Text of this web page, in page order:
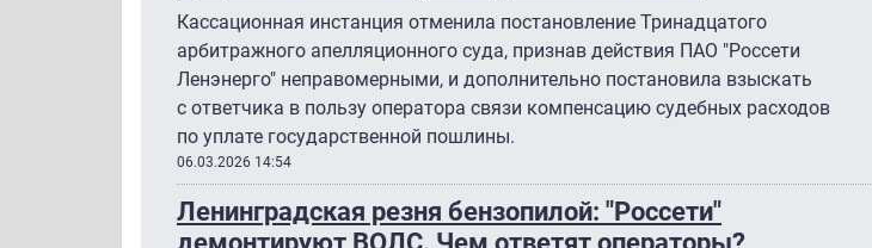
Кассационная инстанция отменила постановление Тринадцатого
арбитражного апелляционного суда, признав действия ПАО "Россети
Ленэнерго" неправомерными, и дополнительно постановила взыскать
с ответчика в пользу оператора связи компенсацию судебных расходов
по уплате государственной пошлины.
06.03.2026 14:54
Ленинградская резня бензопилой: "Россети"
демонтируют ВОЛС. Чем ответят операторы?